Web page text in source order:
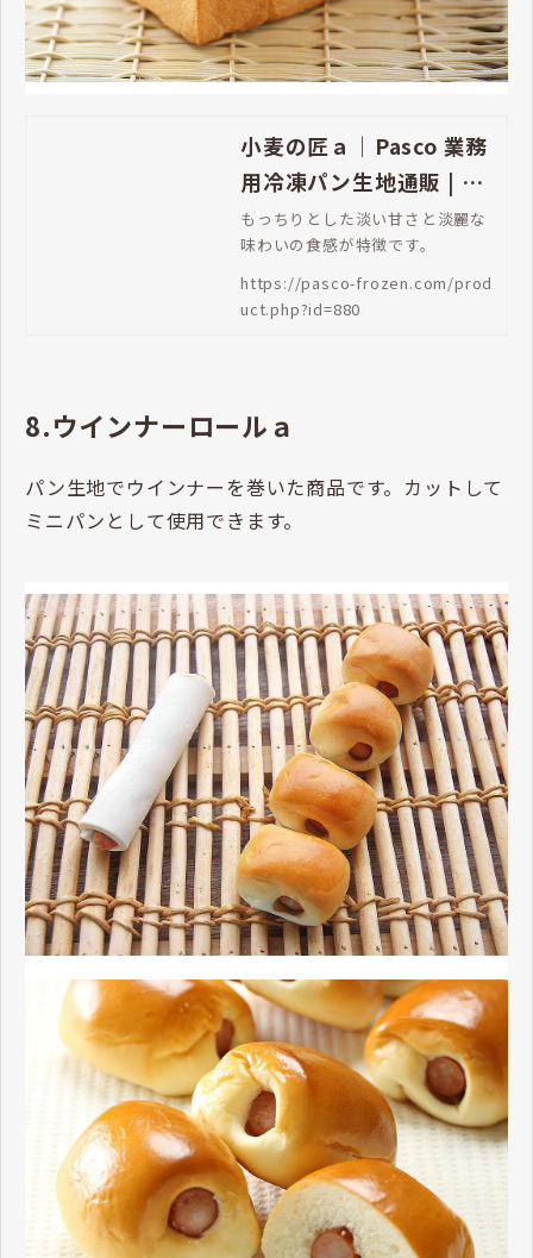
小麦の匠ａ｜Pasco 業務
用冷凍パン生地通販 | Pa
sco 業務用冷凍パン生地
通販
もっちりとした淡い甘さと淡麗な
味わいの食感が特徴です。
https://pasco-frozen.com/prod
uct.php?id=880
8.ウインナーロールａ
パン生地でウインナーを巻いた商品です。カットして
ミニパンとして使用できます。